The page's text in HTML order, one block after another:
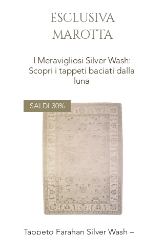
ESCLUSIVA
MAROTTA
I Meravigliosi Silver Wash:
Scopri i tappeti baciati dalla
luna
SALDI 30%
Tappeto Farahan Silver Wash –